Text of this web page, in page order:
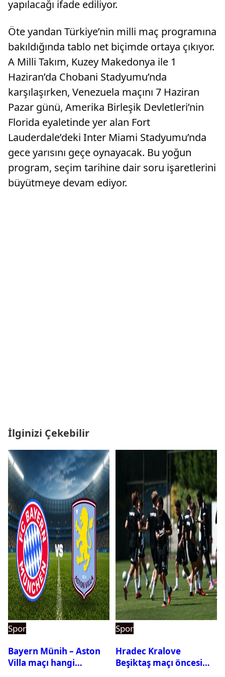
yapılacağı ifade ediliyor.
Öte yandan Türkiye’nin milli maç programına
bakıldığında tablo net biçimde ortaya çıkıyor.
A Milli Takım, Kuzey Makedonya ile 1
Haziran’da Chobani Stadyumu’nda
karşılaşırken, Venezuela maçını 7 Haziran
Pazar günü, Amerika Birleşik Devletleri’nin
Florida eyaletinde yer alan Fort
Lauderdale’deki Inter Miami Stadyumu’nda
gece yarısını geçe oynayacak. Bu yoğun
program, seçim tarihine dair soru işaretlerini
büyütmeye devam ediyor.​​​​​​​​​​​​​​​​
İlginizi Çekebilir
Spor
Bayern Münih – Aston
Villa maçı hangi
Spor
Hradec Kralove
Beşiktaş maçı öncesi